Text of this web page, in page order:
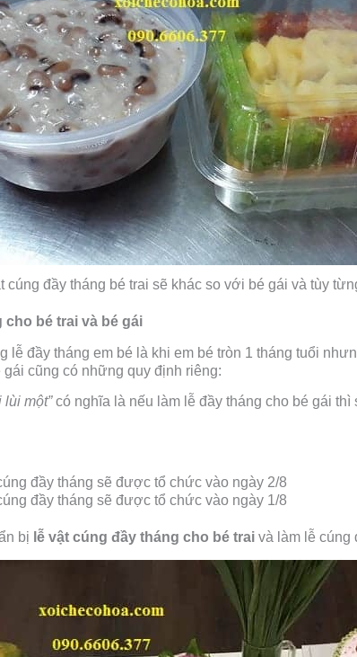
cúng đầy tháng bé trai sẽ khác so với bé gái và tùy
bé trai và bé gái
đầy tháng em bé là khi em bé tròn 1 tháng tuổi
cũng có những quy định riêng:
lùi một”có nghĩa là nếu làm lễ đầy tháng cho bé gái
đầy tháng sẽ được tổ chức vào ngày 2/8
đầy tháng sẽ được tổ chức vào ngày 1/8
bị lễ vật cúng đầy tháng cho bé trai và làm lễ cúng